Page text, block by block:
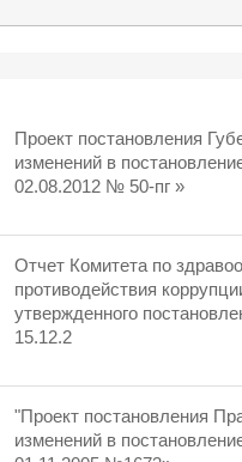
Проект постановления
изменений в
02.08.2012 № 50-пг »
Отчет Комитета по
противодействия
утвержденного
15.12.2
"Проект постановления
изменений в